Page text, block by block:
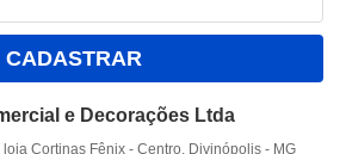
CADASTRAR
e Decorações Ltda
loja Cortinas Fênix -Centro, Divinópolis - MG